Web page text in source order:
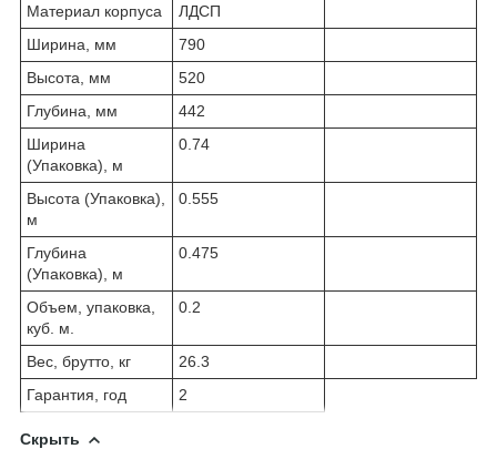
Материал корпуса
ЛДСП
Ширина, мм
790
Высота, мм
520
Глубина, мм
442
Ширина
(Упаковка), м
0.74
Высота (Упаковка),
м
0.555
Глубина
(Упаковка), м
0.475
Объем, упаковка,
куб. м.
0.2
Вес, брутто, кг
26.3
Гарантия, год
2
Скрыть